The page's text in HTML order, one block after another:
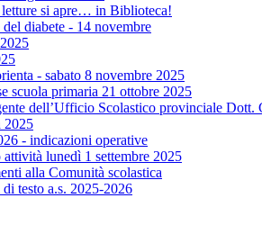
si apre… in Biblioteca!
diabete - 14 novembre
- sabato 8 novembre 2025
scuola primaria 21 ottobre 2025
dell’Ufficio Scolastico provinciale Dott.
2025
- indicazioni operative
lunedì 1 settembre 2025
alla Comunità scolastica
testo a.s. 2025-2026